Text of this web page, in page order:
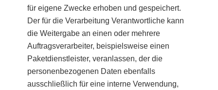
für eigene Zwecke erhoben und gespeichert.
Der für die Verarbeitung Verantwortliche kann
die Weitergabe an einen oder mehrere
Auftragsverarbeiter, beispielsweise einen
Paketdienstleister, veranlassen, der die
personenbezogenen Daten ebenfalls
ausschließlich für eine interne Verwendung,